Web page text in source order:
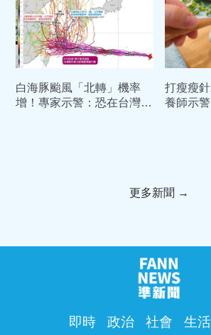
白海豚颱風「北轉」機率
增！專家示警：恐在台灣東
打瘦瘦
養師示
更多新聞 →
即時 政治 社會 生活